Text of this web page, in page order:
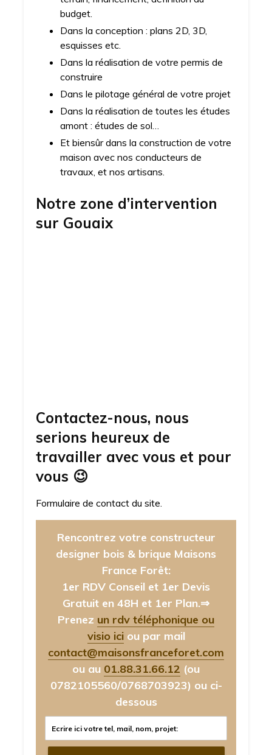
budget.
Dans la conception : plans 2D, 3D,
esquisses etc.
Dans la réalisation de votre permis de
construire
Dans le pilotage général de votre projet
Dans la réalisation de toutes les études
amont : études de sol…
Et biensûr dans la construction de votre
maison avec nos conducteurs de
travaux, et nos artisans.
Notre zone d’intervention
sur Gouaix
Contactez-nous, nous
serions heureux de
travailler avec vous et pour
vous 😉
Formulaire de contact du site.
Rencontrez votre constructeur
designer bois & brique Maisons
France Forêt:
1er RDV Conseil et 1er Devis
Gratuit en 48H et 1er Plan.⇒
Prenez un rdv téléphonique ou
visio iciou par mail
contact@maisonsfranceforet.com
ou au 01.88.31.66.12 (ou
0782105560/0768703923) ou ci-
dessous